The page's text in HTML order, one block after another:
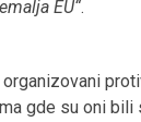
EU“.
gde su oni bili